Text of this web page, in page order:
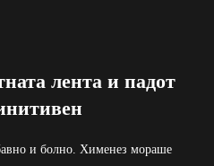
лента и падот
и болно. Хименез мораше